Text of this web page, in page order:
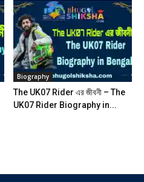
Biography
The UK07 Rider এর জীবনী – The
UK07 Rider Biography in...